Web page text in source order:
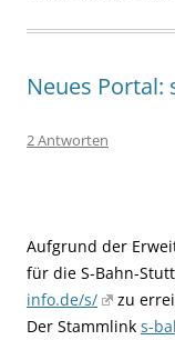
Neues Portal:
2 Antworten
Aufgrund der
für die S-Bahn-
info.de/s/
zu
Der Stammlink s-